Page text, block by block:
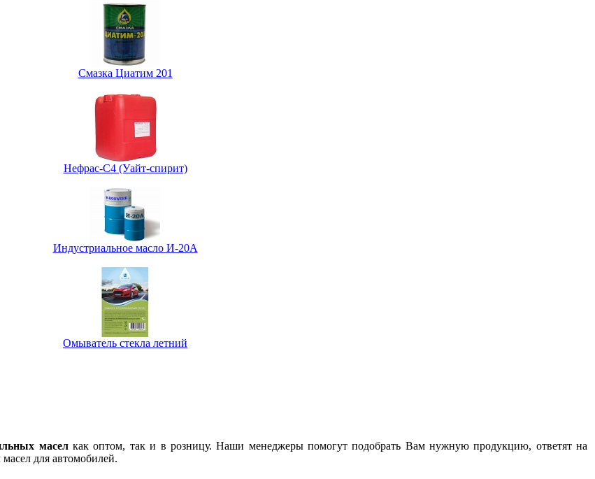
Смазка Циатим 201
Нефрас-С4 (Уайт-спирит)
Индустриальное масло И-20А
Омыватель стекла летний
маселкак оптом, так и в розницу. Наши менеджеры помогут подобрать Вам нужную продукцию, ответят на
для автомобилей.